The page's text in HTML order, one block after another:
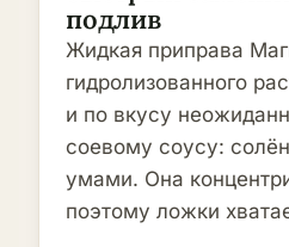
подлив
Жидкая приправа
гидролизованного
и по вкусу
соевому соусу:
умами. Она
поэтому ложки